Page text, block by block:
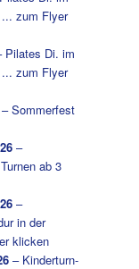
zum Flyer
Pilates Di. im
zum Flyer
–Sommerfest
–
ab 3
–
in der
klicken
– Kinderturn-